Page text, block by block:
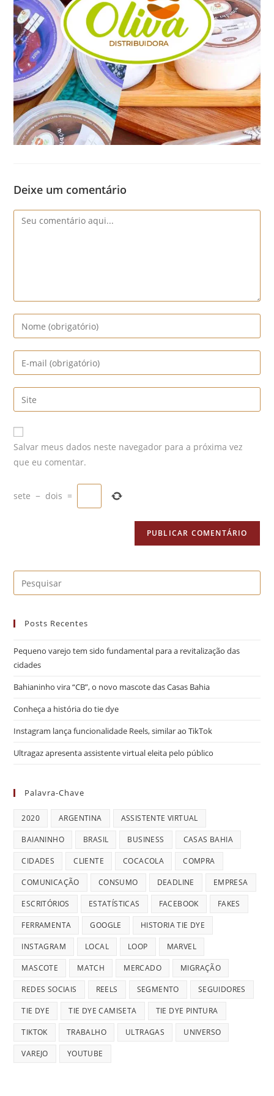
Deixe um comentário
Comentário
Digite
seu
nome
ou
de
usuário
para
comentar
Digite
seu
endereço
de
mail
para
comentar
Digite
o
URL
do
site
Salvar meus dados neste navegador para a próxima vez
que eu comentar.
sete − dois =
Posts Recentes
Pequeno varejo tem sido fundamental para a revitalização das
cidades
Bahianinho vira “CB”, o novo mascote das Casas Bahia
Conheça a história do tie dye
Instagram lança funcionalidade Reels, similar ao TikTok
Ultragaz apresenta assistente virtual eleita pelo público
Palavra-Chave
2020 ARGENTINA ASSISTENTE VIRTUAL
BAIANINHO BRASIL BUSINESS CASAS BAHIA
CIDADES CLIENTE COCACOLA COMPRA
COMUNICAÇÃO CONSUMO DEADLINE EMPRESA
ESCRITÓRIOS ESTATÍSTICAS FACEBOOK FAKES
FERRAMENTA GOOGLE HISTORIA TIE DYE
INSTAGRAM LOCAL LOOP MARVEL
MASCOTE MATCH MERCADO MIGRAÇÃO
REDES SOCIAIS REELS SEGMENTO SEGUIDORES
TIE DYE TIE DYE CAMISETA TIE DYE PINTURA
TIKTOK TRABALHO ULTRAGAS UNIVERSO
VAREJO YOUTUBE